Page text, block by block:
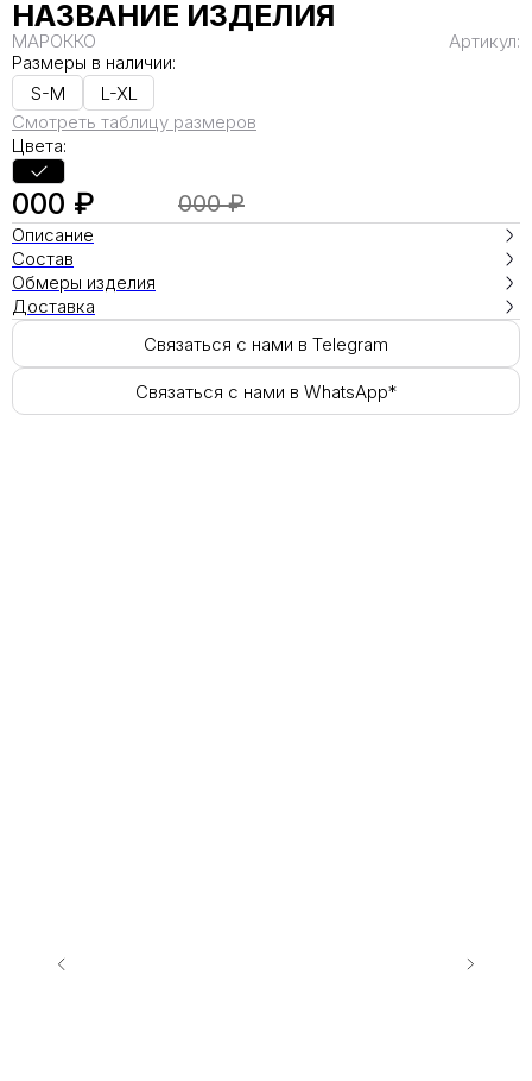
НАЗВАНИЕ ИЗДЕЛИЯ
МАРОККО
Артикул:
Размеры в наличии:
S-M
L-XL
Смотреть таблицу размеров
Цвета:
000 ₽ 000 ₽
Описание
Состав
Обмеры изделия
Доставка
Связаться с нами в Telegram
Связаться с нами в WhatsApp*